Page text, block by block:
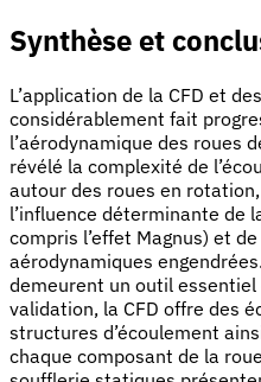
Synthèse et
L’application de la CFD et
considérablement fait
l’aérodynamique des roues
révélé la complexité de
autour des roues en
l’influence déterminante de
compris l’effet Magnus) et
aérodynamiques
demeurent un outil
validation, la CFD offre des
structures d’écoulement
chaque composant de la